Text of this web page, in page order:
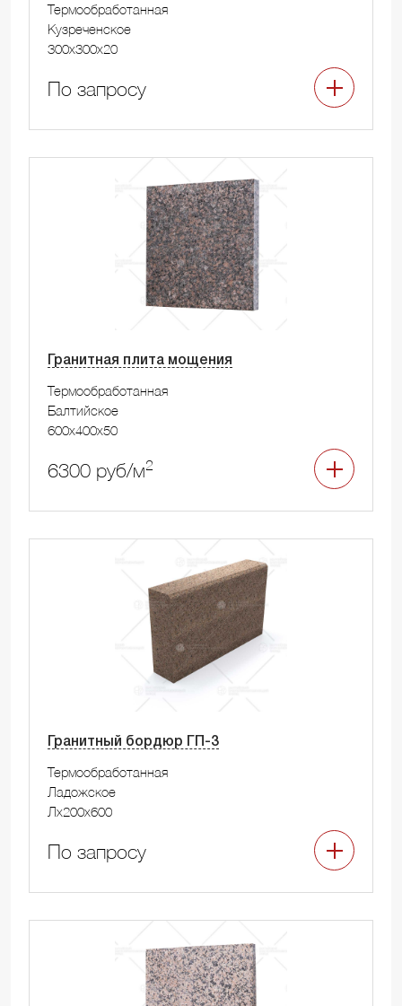
Термообработанная
Кузреченское
300x300x20
По запросу
Гранитная плита мощения
Термообработанная
Балтийское
600x400x50
6300 руб/м2
Гранитный бордюр ГП-3
Термообработанная
Ладожское
Лx200x600
По запросу